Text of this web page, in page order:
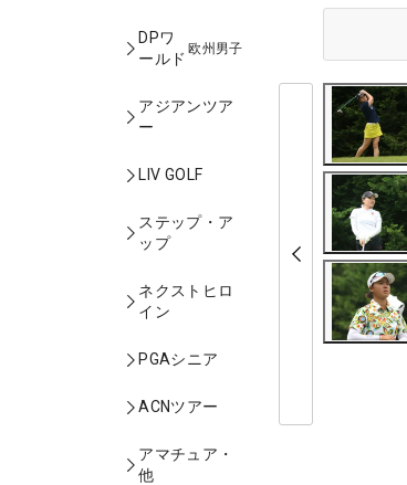
DPワ
ールド
欧州男子
アジアンツア
ー
LIV GOLF
ステップ・ア
ップ
ネクストヒロ
イン
PGAシニア
ACNツアー
アマチュア・
他